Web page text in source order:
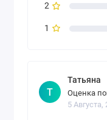
2
1
Т
Татьяна
Оценка
5 Августа,